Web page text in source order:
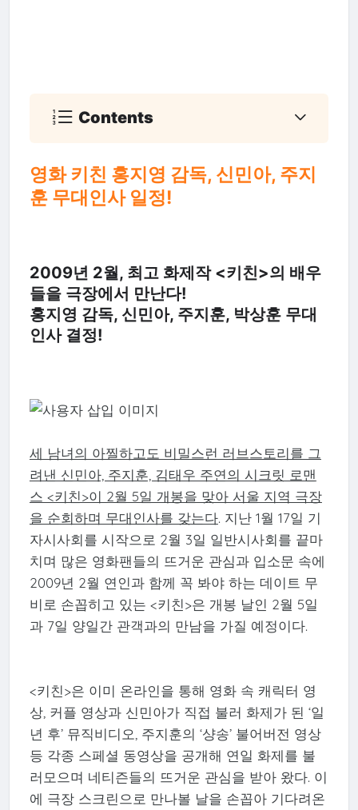
Contents
영화 키친 홍지영 감독, 신민아, 주지
훈 무대인사 일정!
2009년 2월, 최고 화제작 <키친>의 배우
들을 극장에서 만난다!
홍지영 감독, 신민아, 주지훈, 박상훈 무대
인사 결정!
세 남녀의 아찔하고도 비밀스런 러브스토리를 그
려낸 신민아, 주지훈, 김태우 주연의 시크릿 로맨
스 <키친>이 2월 5일 개봉을 맞아 서울 지역 극장
을 순회하며 무대인사를 갖는다. 지난 1월 17일 기
자시사회를 시작으로 2월 3일 일반시사회를 끝마
치며 많은 영화팬들의 뜨거운 관심과 입소문 속에
2009년 2월 연인과 함께 꼭 봐야 하는 데이트 무
비로 손꼽히고 있는 <키친>은 개봉 날인 2월 5일
과 7일 양일간 관객과의 만남을 가질 예정이다.
<키친>은 이미 온라인을 통해 영화 속 캐릭터 영
상, 커플 영상과 신민아가 직접 불러 화제가 된 ‘일
년 후’ 뮤직비디오, 주지훈의 ‘샹송’ 불어버전 영상
등 각종 스페셜 동영상을 공개해 연일 화제를 불
러모으며 네티즌들의 뜨거운 관심을 받아 왔다. 이
에 극장 스크린으로 만나볼 날을 손꼽아 기다려온